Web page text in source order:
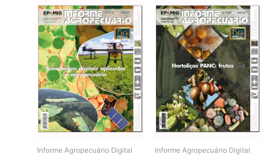
Informe Agropecuário Digital Informe Agropecuário Digital